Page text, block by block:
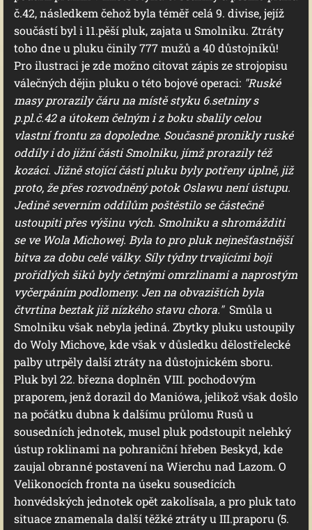
č.42, následkem čehož byla téměř celá 9. divise, jejíž
součástí byl i 11.pěší pluk, zajata u Smolniku. Ztráty
toho dne u pluku činily 777 mužů a 40 důstojníků!
Pro ilustraci je zde možno citovat zápis ze strojopisu
válečných dějin pluku o této bojové operaci: "Ruské
masy prorazily čáru na místě styku 6.setniny s
p.pl.č.42 a útokem čelným i z boku sbalily celou
vlastní frontu za dopoledne. Současně pronikly ruské
oddíly i do jižní části Smolniku, jímž prorazily též
kozáci. Jižně stojící části pluku byly potřeny úplně, již
proto, že přes rozvodněný potok Oslawu není ústupu.
Jedině severním oddílům poštěstilo se částečně
ustoupiti přes výšinu vých. Smolniku a shromážditi
se ve Wola Michowej. Byla to pro pluk nejnešťastnější
bitva za dobu celé války. Síly týdny trvajícími boji
prořídlých šiků byly četnými omrzlinami a naprostým
vyčerpáním podlomeny. Jen na obvazištích byla
čtvrtina beztak již nízkého stavu chora." Smůla u
Smolniku však nebyla jediná. Zbytky pluku ustoupily
do Woly Michove, kde však v důsledku dělostřelecké
palby utrpěly další ztráty na důstojnickém sboru.
Pluk byl 22. března doplněn VIII. pochodovým
praporem, jenž dorazil do Maniówa, jelikož však došlo
na počátku dubna k dalšímu průlomu Rusů u
sousedních jednotek, musel pluk podstoupit nelehký
ústup roklinami na pohraniční hřeben Beskyd, kde
zaujal obranné postavení na Wierchu nad Lazom. O
Velikonocích fronta na úseku sousedících
honvédských jednotek opět zakolísala, a pro pluk tato
situace znamenala další těžké ztráty u III.praporu (5.